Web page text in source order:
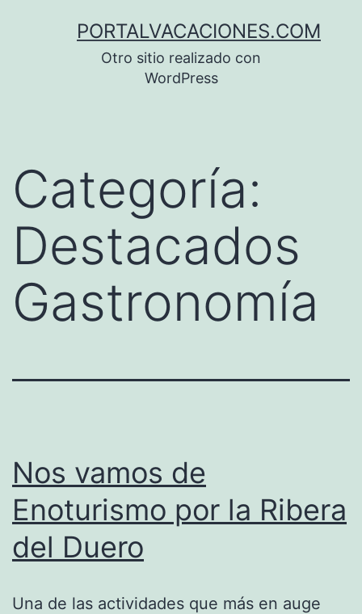
PORTALVACACIONES.COM
Otro sitio realizado con
WordPress
Categoría:
Destacados
Gastronomía
Nos vamos de
Enoturismo por la Ribera
del Duero
Una de las actividades que más en auge